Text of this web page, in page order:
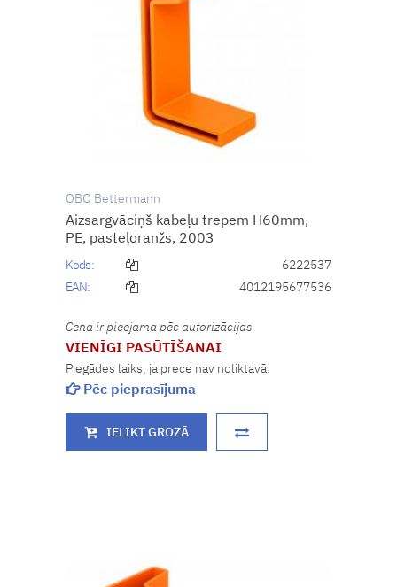
OBO Bettermann
Aizsargvāciņš kabeļu trepem H60mm,
PE, pasteļoranžs, 2003
Kods:
6222537
EAN:
4012195677536
Cena ir pieejama pēc autorizācijas
VIENĪGI PASŪTĪŠANAI
Piegādes laiks, ja prece nav noliktavā:
Pēc pieprasījuma
IELIKT GROZĀ